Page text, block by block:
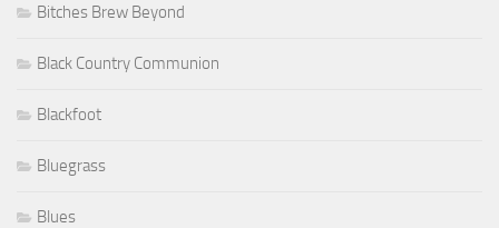
Bitches Brew Beyond
Black Country Communion
Blackfoot
Bluegrass
Blues